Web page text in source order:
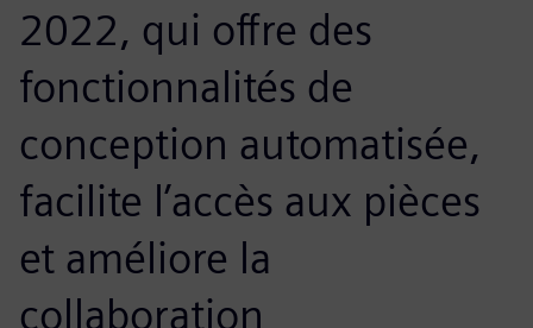
2022, qui offre des
fonctionnalités de
conception automatisée,
facilite l’accès aux pièces
et améliore la
collaboration